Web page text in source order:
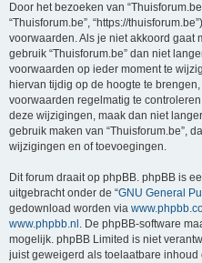
Door het bezoeken van
“Thuisforum.be”, “https://
voorwaarden. Als je niet akkoord gaat
gebruik “Thuisforum.be” dan niet
voorwaarden op ieder moment te
hiervan tijdig op de hoogte te
voorwaarden regelmatig te
deze wijzigingen, maak dan niet
gebruik maken van “Thuisforum.be”,
wijzigingen en of toevoegingen.
Dit forum draait op phpBB. phpBB is
uitgebracht onder de “GNU General
gedownload worden via
www.phpbb.nl . De phpBB-software
mogelijk. phpBB Limited is niet
juist geweigerd als toelaatbare